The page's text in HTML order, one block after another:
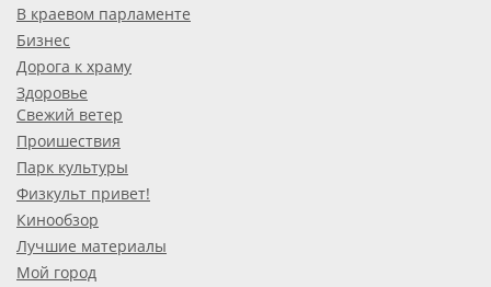
В краевом парламенте
Бизнес
Дорога к храму
Здоровье
Свежий ветер
Проишествия
Парк культуры
Физкульт привет!
Кинообзор
Лучшие материалы
Мой город